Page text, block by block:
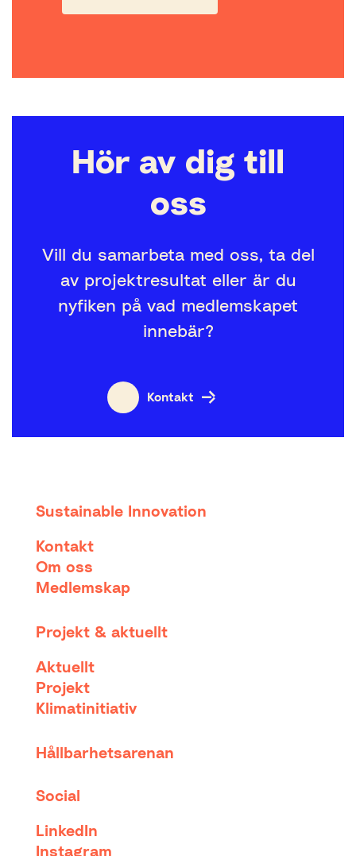
Hör av dig till
oss
Vill du samarbeta med oss, ta del
av projektresultat eller är du
nyfiken på vad medlemskapet
innebär?
Kontakt
Sustainable Innovation
Kontakt
Om oss
Medlemskap
Projekt & aktuellt
Aktuellt
Projekt
Klimatinitiativ
Hållbarhetsarenan
Social
LinkedIn
Instagram